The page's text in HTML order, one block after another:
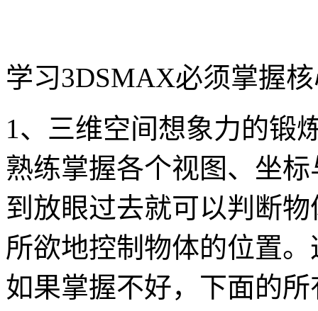
学习3DSMAX必须掌握
1、三维空间想象力的锻
熟练掌握各个视图、坐
到放眼过去就可以判断
所欲地控制物体的位置
如果掌握不好，下面的